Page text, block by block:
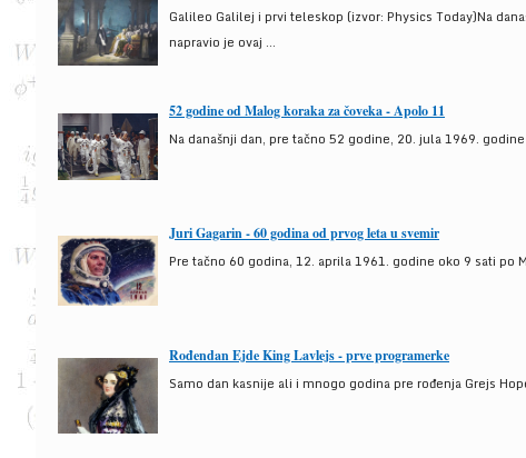
Galileo Galilej i prvi teleskop (izvor: Physics Today)Na
napravio je ovaj ...
52 godine od Malog koraka za čoveka - Apolo 11
Na današnji dan, pre tačno 52 godine, 20. jula 1969.
Juri Gagarin - 60 godina od prvog leta u svemir
Pre tačno 60 godina, 12. aprila 1961. godine oko 9 sati
Rođendan Ejde King Lavlejs - prve programerke
Samo dan kasnije ali i mnogo godina pre rođenja Grejs